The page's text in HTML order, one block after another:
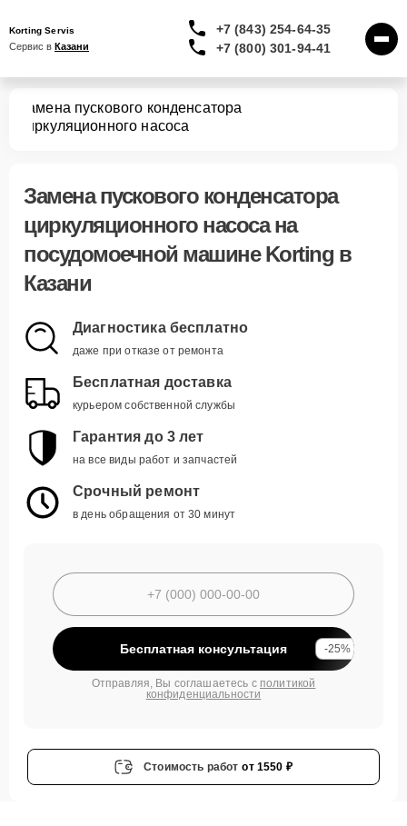
Korting Servis
Сервис в Казани
+7 (843) 254-64-35
+7 (800) 301-94-41
Замена пускового конденсатора
циркуляционного насоса
Замена пускового конденсатора
циркуляционного насосана
посудомоечной машине Korting в
Казани
Диагностика бесплатно
даже при отказе от ремонта
Бесплатная доставка
курьером собственной службы
Гарантия до 3 лет
на все виды работ и запчастей
Срочный ремонт
в день обращения от 30 минут
Бесплатная консультация -25%
Отправляя, Вы соглашаетесь с политикой
конфиденциальности
Стоимость работ от 1550 ₽